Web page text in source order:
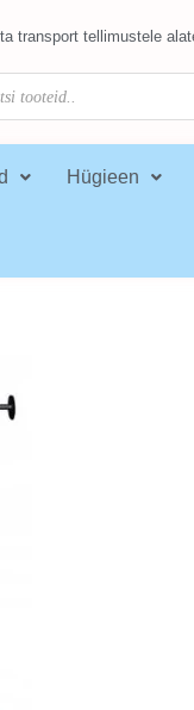
transport tellimustele
Hügieen